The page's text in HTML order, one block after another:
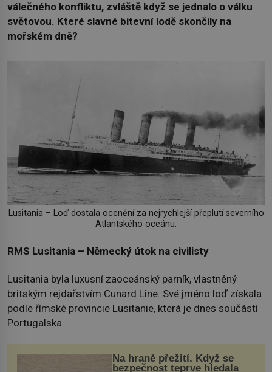
válečného konfliktu, zvláště když se jednalo o válku
světovou. Které slavné bitevní lodě skončily na
mořském dně?
Lusitania – Loď dostala ocenění za nejrychlejší přeplutí severního
Atlantského oceánu.
RMS Lusitania – Německý útok na civilisty
Lusitania byla luxusní zaoceánský parník, vlastněný
britským rejdařstvím Cunard Line. Své jméno loď získala
podle římské provincie Lusitanie, která je dnes součástí
Portugalska.
Na hraně přežití. Když se
bezpečnost teprve hledala